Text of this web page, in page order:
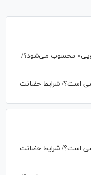
محسوب می‌شود؟/
است؟/ شرایط حضانت
است؟/ شرایط حضانت